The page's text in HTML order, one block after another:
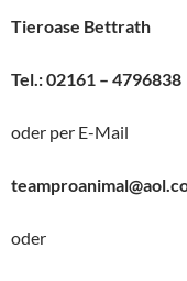
Tieroase Bettrath
Tel.: 02161 – 4796838
oder per E-Mail
oder